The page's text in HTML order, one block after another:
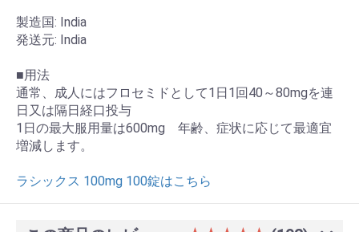
製造国: India
発送元: India
■用法
通常、成人にはフロセミドとして1日1回40～80mgを連
日又は隔日経口投与
1日の最大服用量は600mg 年齢、症状に応じて最適宜
増減します。
ラシックス 100mg 100錠はこちら